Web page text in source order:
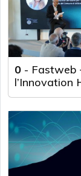
0 - Fastweb
l’Innovation